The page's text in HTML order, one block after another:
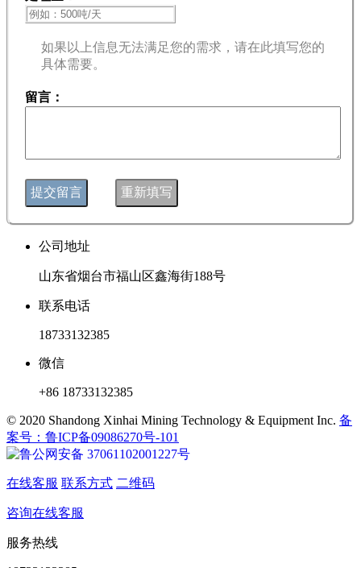
如果以上信息无法满足您的需求，请在此填写您的
具体需要。
留言：
公司地址
山东省烟台市福山区鑫海街188号
联系电话
18733132385
微信
+86 18733132385
© 2020 Shandong Xinhai Mining Technology & Equipment Inc. 备
案号：鲁ICP备09086270号-101
鲁公网安备 37061102001227号
在线客服 联系方式 二维码
咨询在线客服
服务热线